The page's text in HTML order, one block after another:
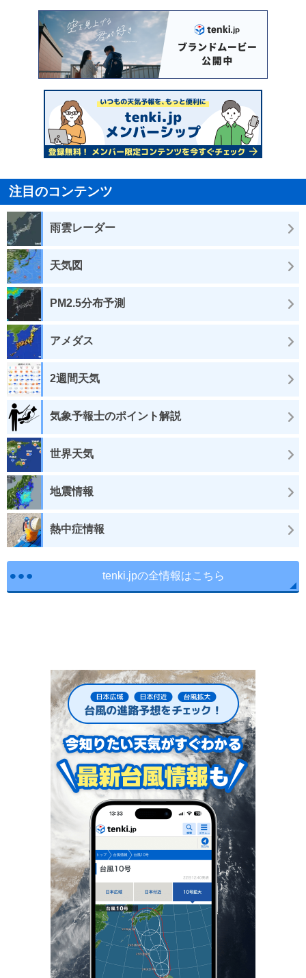
注目のコンテンツ
雨雲レーダー
天気図
PM2.5分布予測
アメダス
2週間天気
気象予報士のポイント解説
世界天気
地震情報
熱中症情報
tenki.jpの全情報はこちら